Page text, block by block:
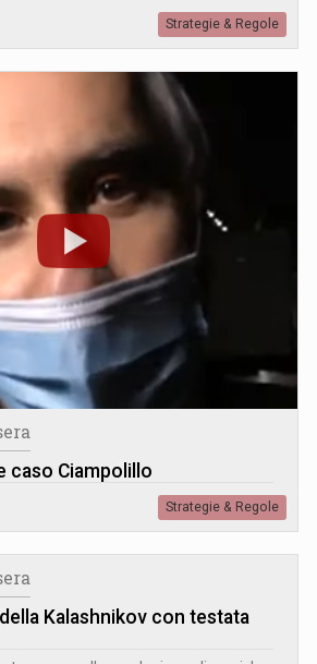
Strategie & Regole
caso Ciampolillo
Strategie & Regole
Kalashnikov con testata